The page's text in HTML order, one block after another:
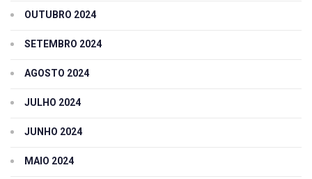
OUTUBRO 2024
SETEMBRO 2024
AGOSTO 2024
JULHO 2024
JUNHO 2024
MAIO 2024